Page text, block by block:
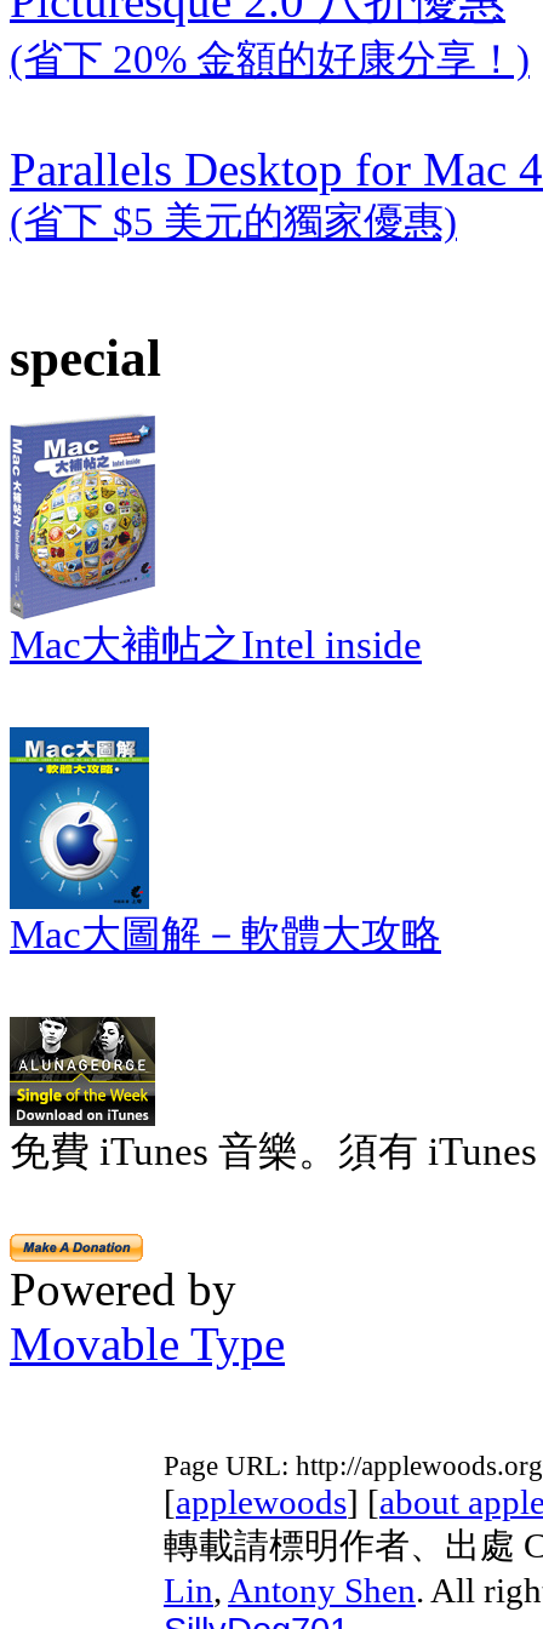
(省下 20% 金額的好康分享！)
Parallels Desktop for Mac
(省下 $5 美元的獨家優惠)
special
Mac大補帖之Intel inside
Mac大圖解－軟體大攻略
免費 iTunes 音樂。須有
Powered by
Movable Type
Page URL: http://
[applewoods] [about
轉載請標明作者、出處
Lin, Antony Shen. All